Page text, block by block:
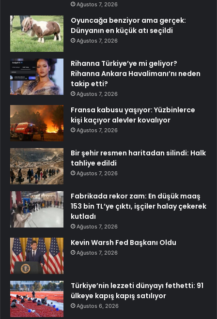
Ağustos 7, 2026
Oyuncağa benziyor ama gerçek:
Dünyanın en küçük atı seçildi
Ağustos 7, 2026
Rihanna Türkiye’ye mi geliyor?
Rihanna Ankara Havalimanı’nı neden
takip etti?
Ağustos 7, 2026
Fransa kabusu yaşıyor: Yüzbinlerce
kişi kaçıyor alevler kovalıyor
Ağustos 7, 2026
Bir şehir resmen haritadan silindi: Halk
tahliye edildi
Ağustos 7, 2026
Fabrikada rekor zam: En düşük maaş
153 bin TL’ye çıktı, işçiler halay çekerek
kutladı
Ağustos 7, 2026
Kevin Warsh Fed Başkanı Oldu
Ağustos 7, 2026
Türkiye’nin lezzeti dünyayı fethetti: 91
ülkeye kapış kapış satılıyor
Ağustos 6, 2026